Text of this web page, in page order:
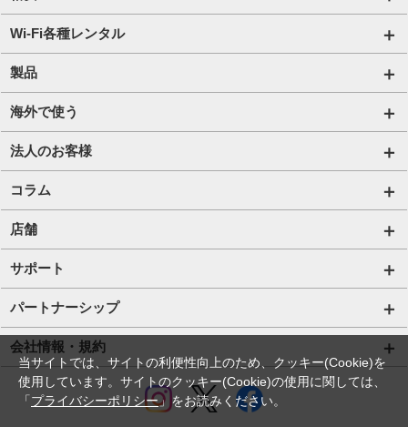
国内通信SIM一覧
自由自在2.0プラン
ビタッ！プラン
販売終了したプラン
Wi-Fi各種レンタル
法人のお客様トップページ
海外短期レンタル HIS Wi-Fi
国内外長期レンタル HIS Wi-Fi PLUS+
携帯レンタル
製品
オンラインショップ
HIS Mobileケア
海外で使う
海外通信一覧
海外短期レンタル HIS Wi-Fi
国内外長期レンタル HIS Wi-Fi PLUS+
プリペイドSIM
法人のお客様
サービス一覧【法人】
格安SIM【法人】
ご利用開始の流れ【法人】
法人向け取扱端末
Wi-Fiレンタル HIS Wi-Fi PLUS+ for Biz
IoTソリューション
コラム
コラムTOP
格安SIMに関する記事
Wi-Fiに関する記事
スマホ・タブレット端末に関する記事
お役立ち情報
法人コラム
店舗
HISモバイル取扱店舗
サポート
サポートトップページ
SIMロック解除手続き
プロファイル・APN設定の方法
パートナーシップ
店舗型代理店募集
アライアンス関係
会社情報・規約
会社情報
当サイトでは、サイトの利便性向上のため、クッキー(Cookie)を
使用しています。サイトのクッキー(Cookie)の使用に関しては、
「 プライバシーポリシー」をお読みください。